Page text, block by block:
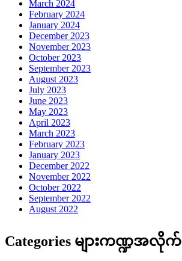
March 2024
February 2024
January 2024
December 2023
November 2023
October 2023
September 2023
August 2023
July 2023
June 2023
May 2023
April 2023
March 2023
February 2023
January 2023
December 2022
November 2022
October 2022
September 2022
August 2022
Categories များကဏ္ဍအလိုက်